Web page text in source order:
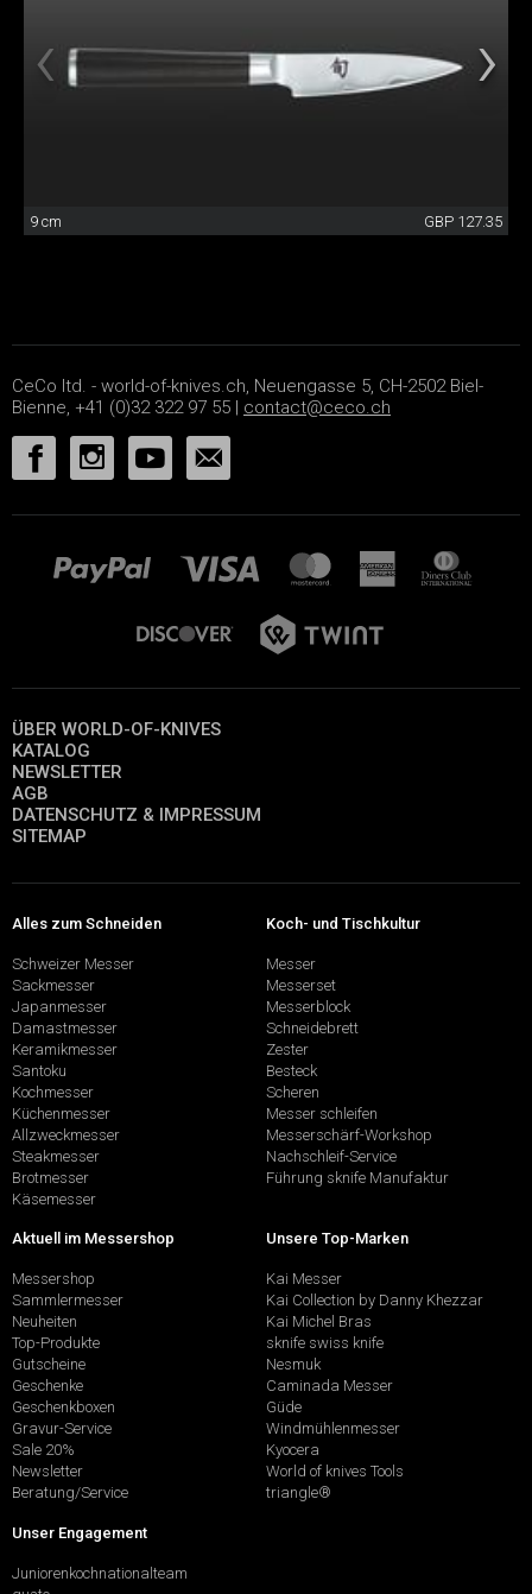
9 cm GBP 127.35
CeCo ltd. - world-of-knives.ch, Neuengasse 5, CH-2502 Biel-
Bienne, +41 (0)32 322 97 55 | contact@ceco.ch
ÜBER WORLD-OF-KNIVES
KATALOG
NEWSLETTER
AGB
DATENSCHUTZ & IMPRESSUM
SITEMAP
Alles zum Schneiden
Schweizer Messer
Sackmesser
Japanmesser
Damastmesser
Keramikmesser
Santoku
Kochmesser
Küchenmesser
Allzweckmesser
Steakmesser
Brotmesser
Käsemesser
Koch- und Tischkultur
Messer
Messerset
Messerblock
Schneidebrett
Zester
Besteck
Scheren
Messer schleifen
Messerschärf-Workshop
Nachschleif-Service
Führung sknife Manufaktur
Aktuell im Messershop
Messershop
Sammlermesser
Neuheiten
Top-Produkte
Gutscheine
Geschenke
Geschenkboxen
Gravur-Service
Sale 20%
Newsletter
Beratung/Service
Unsere Top-Marken
Kai Messer
Kai Collection by Danny Khezzar
Kai Michel Bras
sknife swiss knife
Nesmuk
Caminada Messer
Güde
Windmühlenmesser
Kyocera
World of knives Tools
triangle®
Unser Engagement
Juniorenkochnationalteam